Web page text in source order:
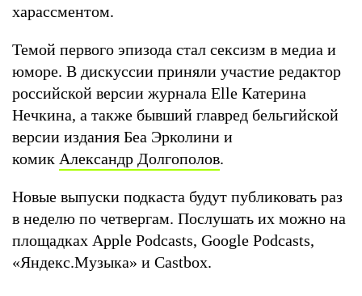
харассментом.
Темой первого эпизода стал сексизм в медиа и
юморе. В дискуссии приняли участие редактор
российской версии журнала Elle Катерина
Нечкина, а также бывший главред бельгийской
версии издания Беа Эрколини и
комик Александр Долгополов.
Новые выпуски подкаста будут публиковать раз
в неделю по четвергам. Послушать их можно на
площадках Apple Podcasts, Google Podcasts,
«Яндекс.Музыка» и Castbox.